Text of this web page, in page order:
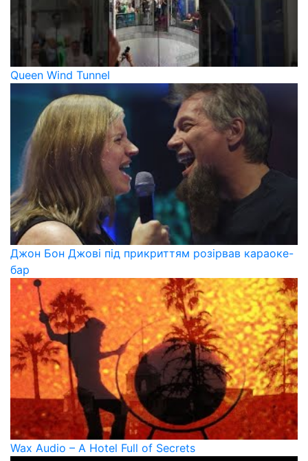
Queen Wind Tunnel
Джон Бон Джові під прикриттям розірвав караоке-
бар
Wax Audio – A Hotel Full of Secrets